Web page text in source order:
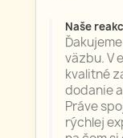
Naše
väzbu. V
kvalitné
dodanie
Práve
rýchlej